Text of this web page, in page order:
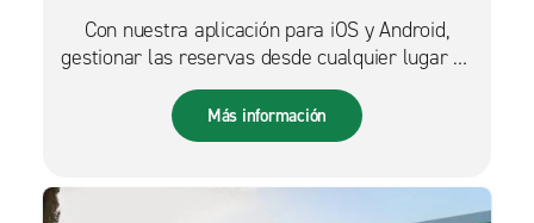
Con nuestra aplicación para iOS y Android,
gestionar las reservas desde cualquier lugar es
más fácil que nunca.
Más información